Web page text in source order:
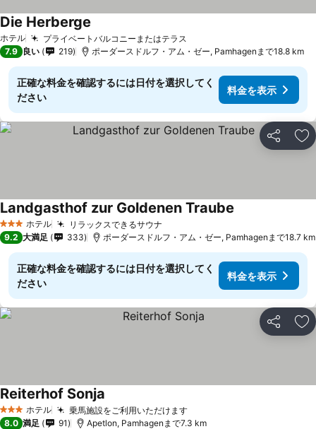
ホテル プライベートバルコニーまたはテラス
Die Herberge
7.9 良い 219 ポーダースドルフ・アム・ゼー, Pamhagenまで18.8 km
正確な料金を確認するには日付を選択してく
ださい
料金を表示
シェア お
3 ホテルのランク
ホテル リラックスできるサウナ
Landgasthof zur Goldenen Traube
9.2 大満足 333 ポーダースドルフ・アム・ゼー, Pamhagenまで18.7 km
正確な料金を確認するには日付を選択してく
ださい
料金を表示
シェア お
3 ホテルのランク
ホテル 乗馬施設をご利用いただけます料金を表示
Reiterhof Sonja
8.0 満足 91 Apetlon, Pamhagenまで7.3 km